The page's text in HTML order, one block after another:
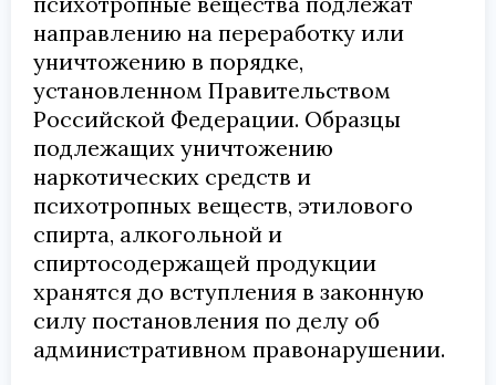
направлению на переработку или
уничтожению в порядке,
установленном Правительством
Российской Федерации. Образцы
подлежащих уничтожению
наркотических средств и
психотропных веществ, этилового
спирта, алкогольной и
спиртосодержащей продукции
хранятся до вступления в законную
силу постановления по делу об
административном правонарушении.